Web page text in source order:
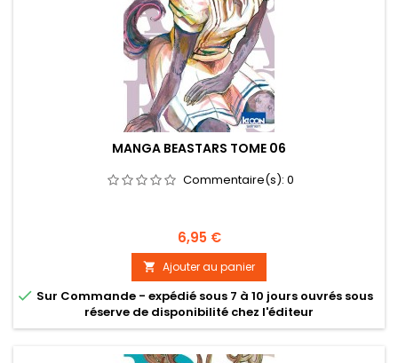
MANGA BEASTARS TOME 06
Commentaire(s): 0
Prix
6,95 €
 Ajouter au panier
 Sur Commande - expédié sous 7 à 10 jours ouvrés sous
réserve de disponibilité chez l'éditeur